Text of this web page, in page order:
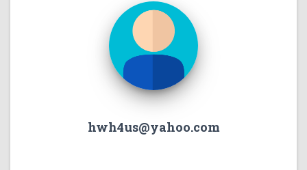
hwh4us@yahoo.com